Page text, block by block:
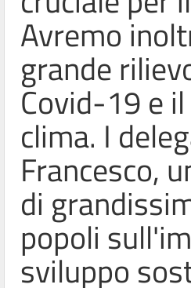
Avremo
grande
Covid-19 e
clima. I
Francesco,
di
popoli
sviluppo